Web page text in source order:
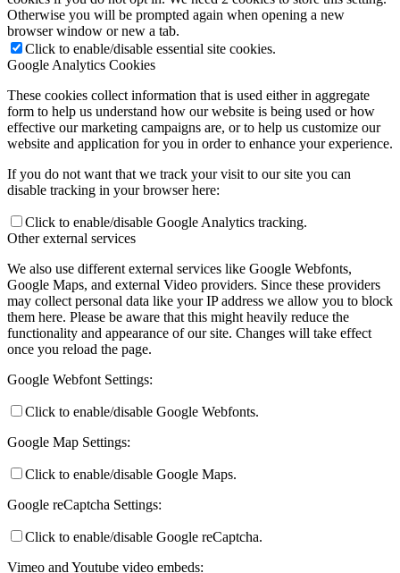
Otherwise you will be prompted again when opening a new
browser window or new a tab.
Click to enable/disable essential site cookies.
Google Analytics Cookies
These cookies collect information that is used either in aggregate
form to help us understand how our website is being used or how
effective our marketing campaigns are, or to help us customize our
website and application for you in order to enhance your experience.
If you do not want that we track your visit to our site you can
disable tracking in your browser here:
Click to enable/disable Google Analytics tracking.
Other external services
We also use different external services like Google Webfonts,
Google Maps, and external Video providers. Since these providers
may collect personal data like your IP address we allow you to block
them here. Please be aware that this might heavily reduce the
functionality and appearance of our site. Changes will take effect
once you reload the page.
Google Webfont Settings:
Click to enable/disable Google Webfonts.
Google Map Settings:
Click to enable/disable Google Maps.
Google reCaptcha Settings:
Click to enable/disable Google reCaptcha.
Vimeo and Youtube video embeds: